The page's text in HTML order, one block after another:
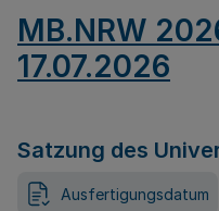
MB.NRW
17.07.2026
Satzung des
Ausfertigungsdatum